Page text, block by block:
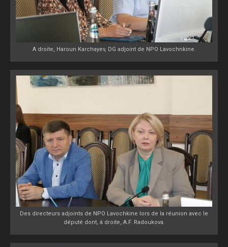
A droite, Haroun Karchayev, DG adjoint de NPO Lavochnkine.
Des directeurs adjoints de NPO Lavochkine lors de la réunion avec le
député dont, à droite, A.F. Radoukova.